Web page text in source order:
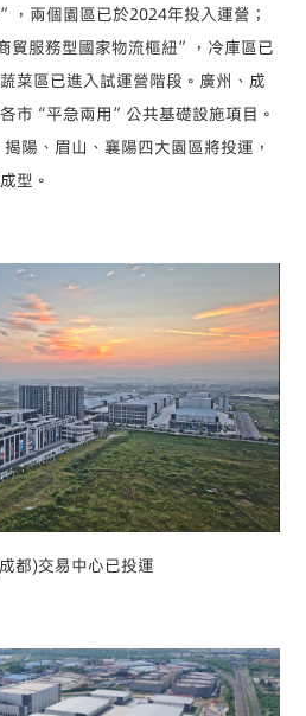
兩個園區已於2024年投入運營；
貿服務型國家物流樞紐”，冷庫區已
菜區已進入試運營階段。廣州、成
市“平急兩用”公共基礎設施項目。
陽、眉山、襄陽四大園區將投運，
型。
都)交易中心已投運